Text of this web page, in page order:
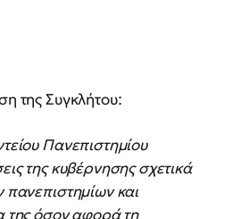
της Συγκλήτου:
Πανεπιστημίου
της κυβέρνησης σχετικά
και
της όσον αφορά τη